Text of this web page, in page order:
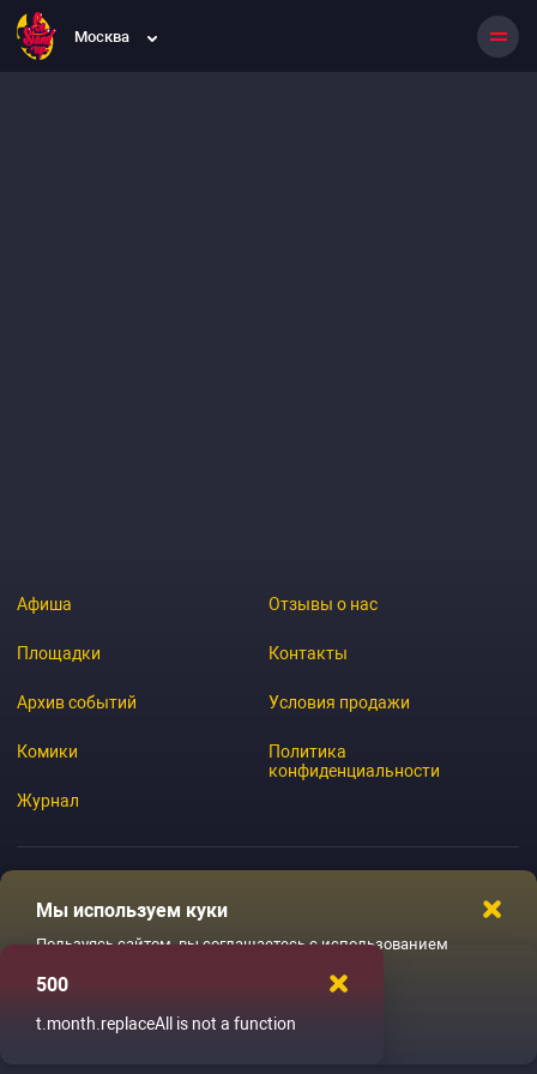
Москва
Афиша
Площадки
Архив событий
Комики
Журнал
Отзывы о нас
Контакты
Условия продажи
Политика
конфиденциальности
Мы используем куки
Пользуясь сайтом, вы соглашаетесь с использованием
Ладненько
500
t.month.replaceAll is not a function